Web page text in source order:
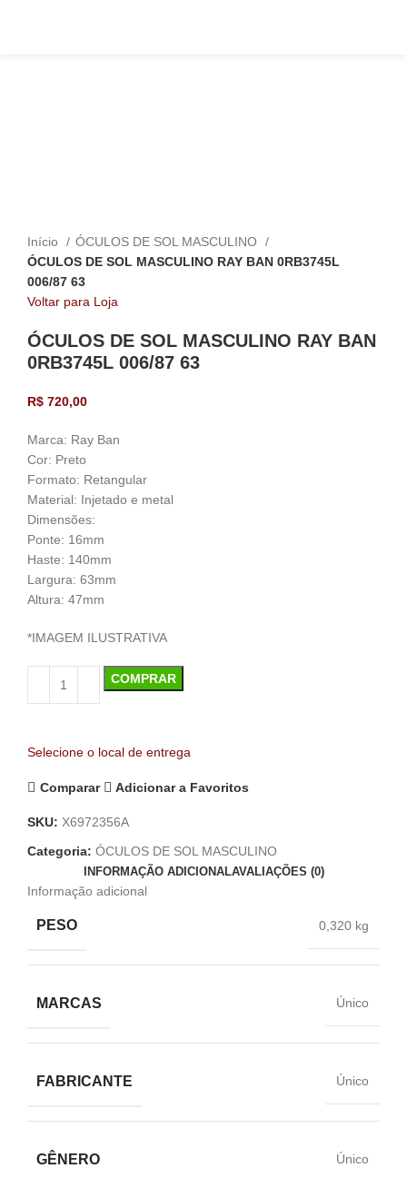
Início
ÓCULOS DE SOL MASCULINO
ÓCULOS DE SOL MASCULINO RAY BAN 0RB3745L
006/87 63
Voltar para Loja
ÓCULOS DE SOL MASCULINO RAY BAN
0RB3745L 006/87 63
R$ 720,00
Marca: Ray Ban
Cor: Preto
Formato: Retangular
Material: Injetado e metal
Dimensões:
Ponte: 16mm
Haste: 140mm
Largura: 63mm
Altura: 47mm
*IMAGEM ILUSTRATIVA
COMPRAR
Selecione o local de entrega
Comparar Adicionar a Favoritos
SKU: X6972356A
Categoria: ÓCULOS DE SOL MASCULINO
INFORMAÇÃO ADICIONALAVALIAÇÕES (0)
Informação adicional
PESO 0,320 kg
MARCAS Único
FABRICANTE Único
GÊNERO Único